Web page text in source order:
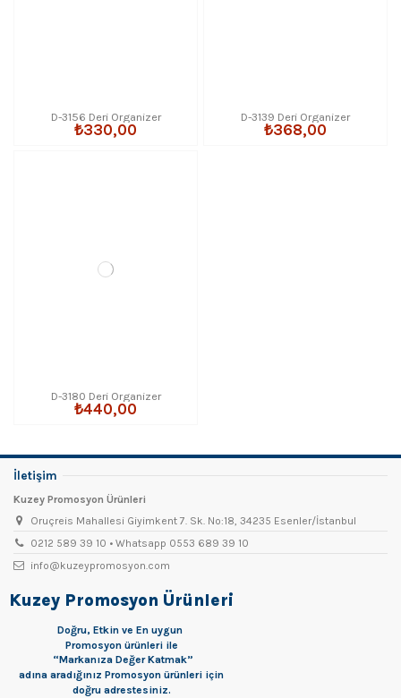
D-3156 Deri Organizer
₺330,00
D-3139 Deri Organizer
₺368,00
D-3180 Deri Organizer
₺440,00
İletişim
Kuzey Promosyon Ürünleri
Oruçreis Mahallesi Giyimkent 7. Sk. No:18, 34235 Esenler/İstanbul
0212 589 39 10 • Whatsapp 0553 689 39 10
info@kuzeypromosyon.com
Kuzey Promosyon Ürünleri
Doğru, Etkin ve En uygun
Promosyon ürünleri ile
“Markanıza Değer Katmak”
adına aradığınız Promosyon ürünleri için
doğru adrestesiniz.